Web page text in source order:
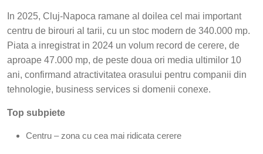
In 2025, Cluj-Napoca ramane al doilea cel mai important
centru de birouri al tarii, cu un stoc modern de 340.000 mp.
Piata a inregistrat in 2024 un volum record de cerere, de
aproape 47.000 mp, de peste doua ori media ultimilor 10
ani, confirmand atractivitatea orasului pentru companii din
tehnologie, business services si domenii conexe.
Top subpiete
Centru – zona cu cea mai ridicata cerere